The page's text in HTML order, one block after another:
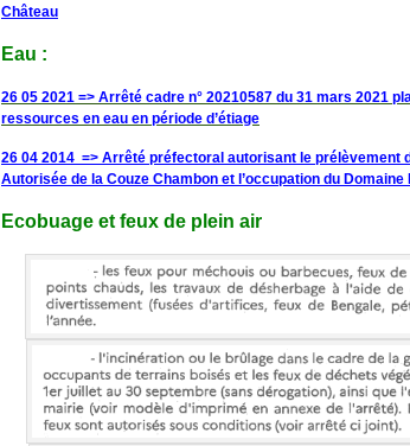
Château
Eau :
26 05 2021 => Arrêté cadre n° 20210587 du 31 mars 2021
ressources en eau en période d’étiage
26 04 2014 => Arrêté préfectoral autorisant le prélèvement
Autorisée de la Couze Chambon et l’occupation du
Ecobuage et feux de plein air